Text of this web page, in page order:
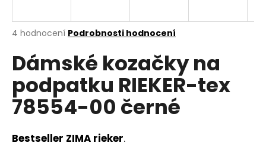
Průměrné
produktu
je
5
hvězdiček.
4 hodnocení Podrobnosti hodnocení
Dámské kozačky na
podpatku RIEKER-tex
78554-00 černé
Bestseller ZIMA rieker.
j
t
?
HLEDAT